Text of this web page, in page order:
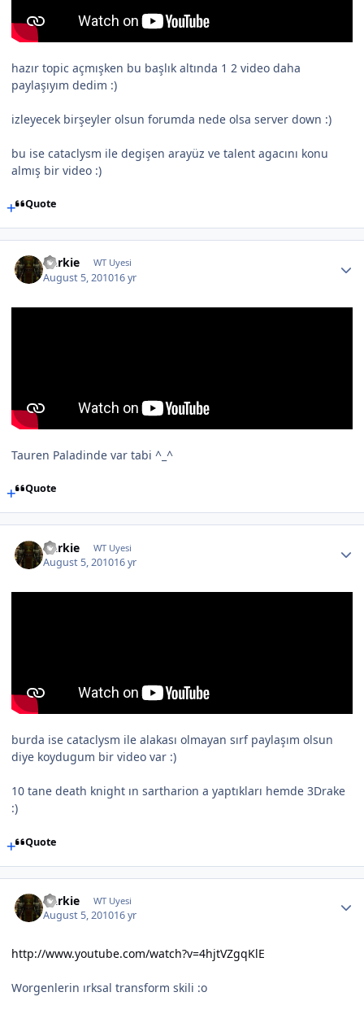
hazır topic açmışken bu başlık altında 1 2 video daha
paylaşıyım dedim :)
izleyecek birşeyler olsun forumda nede olsa server down :)
bu ise cataclysm ile degişen arayüz ve talent agacını konu
almış bir video :)
Quote
Darkie WT Uyesi
August 5, 201016 yr
Tauren Paladinde var tabi ^_^
Quote
Darkie WT Uyesi
August 5, 201016 yr
burda ise cataclysm ile alakası olmayan sırf paylaşım olsun
diye koydugum bir video var :)
10 tane death knight ın sartharion a yaptıkları hemde 3Drake
:)
Quote
Darkie WT Uyesi
August 5, 201016 yr
http://www.youtube.com/watch?v=4hjtVZgqKlE
Worgenlerin ırksal transform skili :o